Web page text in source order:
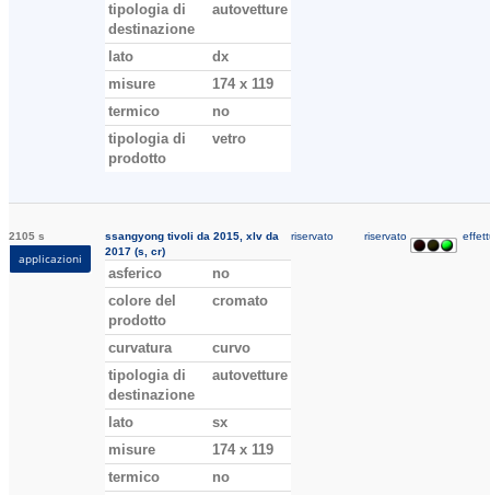
tipologia di
destinazione
autovetture
lato
dx
misure
174 x 119
termico
no
tipologia di
prodotto
vetro
2105 s
applicazioni
ssangyong tivoli da 2015, xlv da
2017 (s, cr)
asferico
no
colore del
prodotto
cromato
curvatura
curvo
tipologia di
destinazione
autovetture
lato
sx
misure
174 x 119
termico
no
riservato riservato